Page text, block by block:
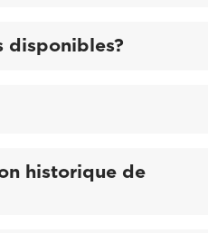
disponibles?
historique de